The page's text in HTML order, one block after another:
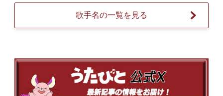
歌手名の一覧を見る